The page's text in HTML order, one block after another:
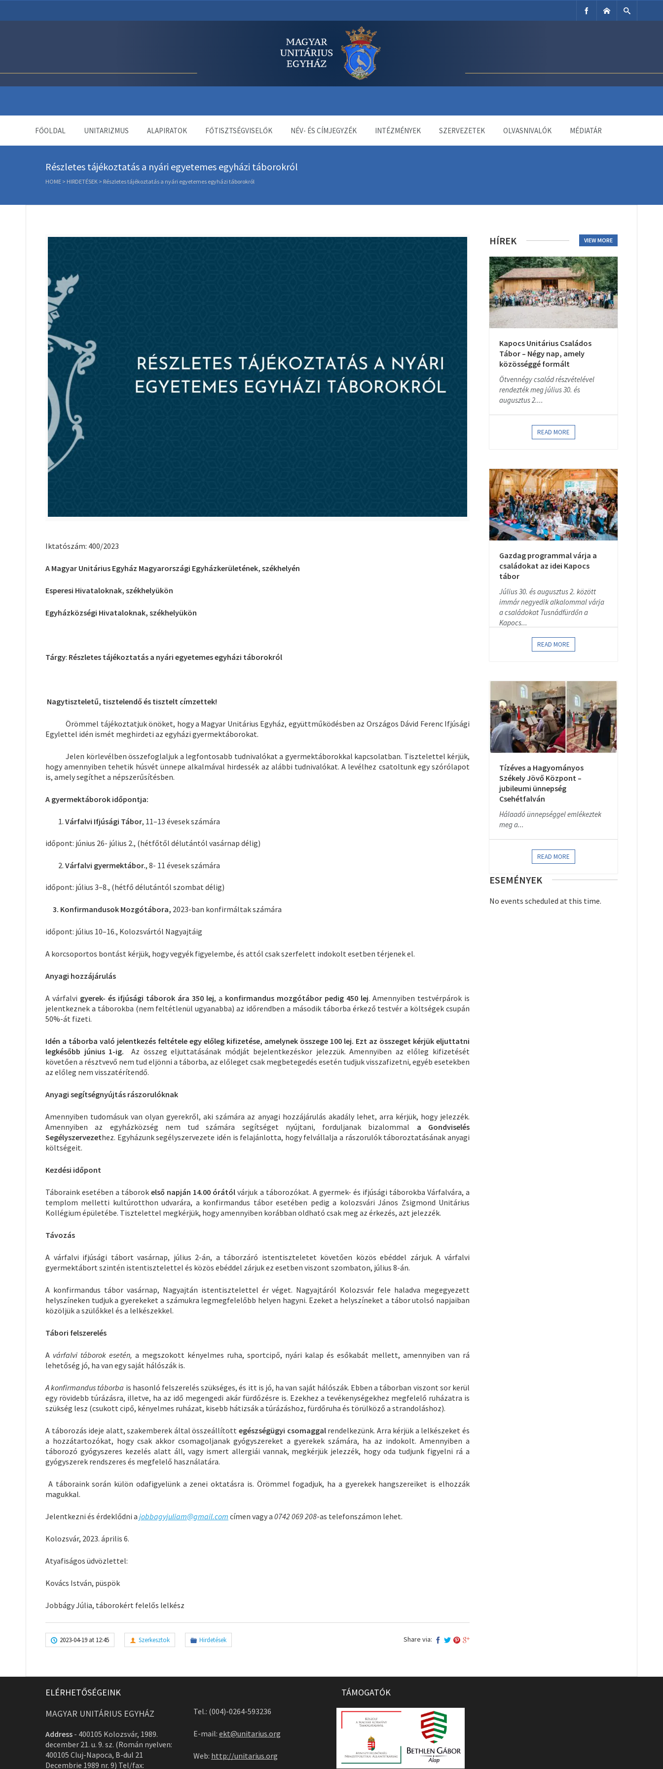
FŐOLDAL UNITARIZMUS ALAPIRATOK FŐTISZTSÉGVISELŐK NÉV- ÉS CÍMJEGYZÉK INTÉZMÉNYEK SZERVEZETEK OLVASNIVALÓK MÉDIATÁR
Részletes tájékoztatás a nyári egyetemes egyházi táborokról
HOME > HIRDETÉSEK > Részletes tájékoztatás a nyári egyetemes egyházi táborokról
Iktatószám: 400/2023
A Magyar Unitárius Egyház Magyarországi Egyházkerületének, székhelyén
Esperesi Hivataloknak, székhelyükön
Egyházközségi Hivataloknak, székhelyükön
Tárgy: Részletes tájékoztatás a nyári egyetemes egyházi táborokról
Nagytiszteletű, tisztelendő és tisztelt címzettek!
Örömmel tájékoztatjuk önöket, hogy a Magyar Unitárius Egyház, együttműködésben az Országos Dávid Ferenc Ifjúsági
Egylettel idén ismét meghirdeti az egyházi gyermektáborokat.
Jelen körlevélben összefoglaljuk a legfontosabb tudnivalókat a gyermektáborokkal kapcsolatban. Tisztelettel kérjük,
hogy amennyiben tehetik húsvét ünnepe alkalmával hirdessék az alábbi tudnivalókat. A levélhez csatoltunk egy szórólapot
is, amely segíthet a népszerűsítésben.
A gyermektáborok időpontja:
Várfalvi Ifjúsági Tábor, 11–13 évesek számára
időpont: június 26- július 2., (hétfőtől délutántól vasárnap délig)
Várfalvi gyermektábor., 8- 11 évesek számára
időpont: július 3–8., (hétfő délutántól szombat délig)
3. Konfirmandusok Mozgótábora, 2023-ban konfirmáltak számára
időpont: július 10–16., Kolozsvártól Nagyajtáig
A korcsoportos bontást kérjük, hogy vegyék figyelembe, és attól csak szerfelett indokolt esetben térjenek el.
Anyagi hozzájárulás
A várfalvi gyerek- és ifjúsági táborok ára 350 lej, a konfirmandus mozgótábor pedig 450 lej. Amennyiben testvérpárok is
jelentkeznek a táborokba (nem feltétlenül ugyanabba) az időrendben a második táborba érkező testvér a költségek csupán
50%-át fizeti.
Idén a táborba való jelentkezés feltétele egy előleg kifizetése, amelynek összege 100 lej. Ezt az összeget kérjük eljuttatni
legkésőbb június 1-ig.Az összeg eljuttatásának módját bejelentkezéskor jelezzük. Amennyiben az előleg kifizetését
követően a résztvevő nem tud eljönni a táborba, az előleget csak megbetegedés esetén tudjuk visszafizetni, egyéb esetekben
az előleg nem visszatérítendő.
Anyagi segítségnyújtás rászorulóknak
Amennyiben tudomásuk van olyan gyerekről, aki számára az anyagi hozzájárulás akadály lehet, arra kérjük, hogy jelezzék.
Amennyiben az egyházközség nem tud számára segítséget nyújtani, forduljanak bizalommal a Gondviselés
Segélyszervezethez. Egyházunk segélyszervezete idén is felajánlotta, hogy felvállalja a rászorulók táboroztatásának anyagi
költségeit.
Kezdési időpont
Táboraink esetében a táborokelső napján 14.00 órától várjuk a táborozókat. A gyermek- és ifjúsági táborokba Várfalvára, a
templom melletti kultúrotthon udvarára, a konfirmandus tábor esetében pedig a kolozsvári János Zsigmond Unitárius
Kollégium épületébe. Tisztelettel megkérjük, hogy amennyiben korábban oldható csak meg az érkezés, azt jelezzék.
Távozás
A várfalvi ifjúsági tábort vasárnap, július 2-án, a táborzáró istentiszteletet követően közös ebéddel zárjuk. A várfalvi
gyermektábort szintén istentisztelettel és közös ebéddel zárjuk ez esetben viszont szombaton, július 8-án.
A konfirmandus tábor vasárnap, Nagyajtán istentisztelettel ér véget. Nagyajtáról Kolozsvár fele haladva megegyezett
helyszíneken tudjuk a gyerekeket a számukra legmegfelelőbb helyen hagyni. Ezeket a helyszíneket a tábor utolsó napjaiban
közöljük a szülőkkel és a lelkészekkel.
Tábori felszerelés
A várfalvi táborok esetén, a megszokott kényelmes ruha, sportcipő, nyári kalap és esőkabát mellett, amennyiben van rá
lehetőség jó, ha van egy saját hálószák is.
A konfirmandus táborba is hasonló felszerelés szükséges, és itt is jó, ha van saját hálószák. Ebben a táborban viszont sor kerül
egy rövidebb túrázásra, illetve, ha az idő megengedi akár fürdőzésre is. Ezekhez a tevékenységekhez megfelelő ruházatra is
szükség lesz (csukott cipő, kényelmes ruházat, kisebb hátizsák a túrázáshoz, fürdőruha és törülköző a strandoláshoz).
A táborozás ideje alatt, szakemberek által összeállított egészségügyi csomaggal rendelkezünk. Arra kérjük a lelkészeket és
a hozzátartozókat, hogy csak akkor csomagoljanak gyógyszereket a gyerekek számára, ha az indokolt. Amennyiben a
táborozó gyógyszeres kezelés alatt áll, vagy ismert allergiái vannak, megkérjük jelezzék, hogy oda tudjunk figyelni rá a
gyógyszerek rendszeres és megfelelő használatára.
A táboraink során külön odafigyelünk a zenei oktatásra is. Örömmel fogadjuk, ha a gyerekek hangszereiket is elhozzák
magukkal.
Jelentkezni és érdeklődni a jobbagyjuliam@gmail.com címen vagy a 0742 069 208-as telefonszámon lehet.
Kolozsvár, 2023. április 6.
Atyafiságos üdvözlettel:
Kovács István, püspök
Jobbágy Júlia, táborokért felelős lelkész
2023-04-19 at 12:45 Szerkesztok Hirdetések Share via:
HÍREK VIEW MORE
Kapocs Unitárius Családos
Tábor – Négy nap, amely
közösséggé formált
Ötvennégy család részvételével
rendezték meg július 30. és
augusztus 2....
READ MORE
Gazdag programmal várja a
családokat az idei Kapocs
tábor
Július 30. és augusztus 2. között
immár negyedik alkalommal várja
a családokat Tusnádfürdőn a
Kapocs...
READ MORE
Tízéves a Hagyományos
Székely Jövő Központ –
jubileumi ünnepség
Csehétfalván
Hálaadó ünnepséggel emlékeztek
meg a...
READ MORE
ESEMÉNYEK
No events scheduled at this time.
ELÉRHETŐSÉGEINK
MAGYAR UNITÁRIUS EGYHÁZ
Address - 400105 Kolozsvár, 1989.
december 21. u. 9. sz. (Román nyelven:
400105 Cluj-Napoca, B-dul 21
Decembrie 1989 nr. 9) Tel/fax:
Tel.: (004)-0264-593236
E-mail: ekt@unitarius.org
Web: http://unitarius.org
TÁMOGATÓK